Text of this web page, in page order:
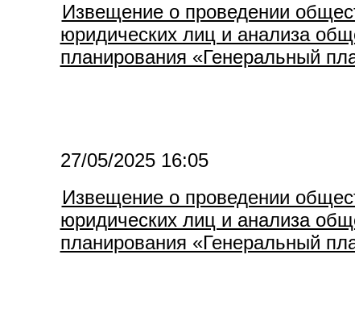
Извещение о проведении
юридических лиц и анализа
планирования «Генеральный
27/05/2025 16:05
Извещение о проведении
юридических лиц и анализа
планирования «Генеральный